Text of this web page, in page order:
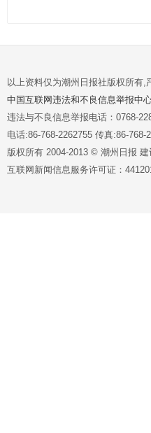
以上资料仅为潮州日报社版权所有
中国互联网违法和不良信息举报中
违法与不良信息举报电话：0768-
电话:86-768-2262755 传真:86-
版权所有 2004-2013 © 潮州日报
互联网新闻信息服务许可证：